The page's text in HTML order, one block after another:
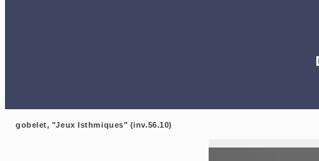
gobelet, "Jeux Isthmiques" (inv.56.10)